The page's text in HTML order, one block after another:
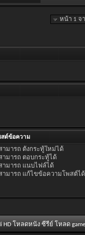
หน้า 1 จ
สต์ข้อความ
ามารถ ตั้งกระทู้ใหม่ได้
ามารถ ตอบกระทู้ได้
ามารถ แนบไฟล์ได้
ามารถ แก้ไขข้อความโพสต์ได้
HD โหลดหนัง ซีรีย์ โหลด